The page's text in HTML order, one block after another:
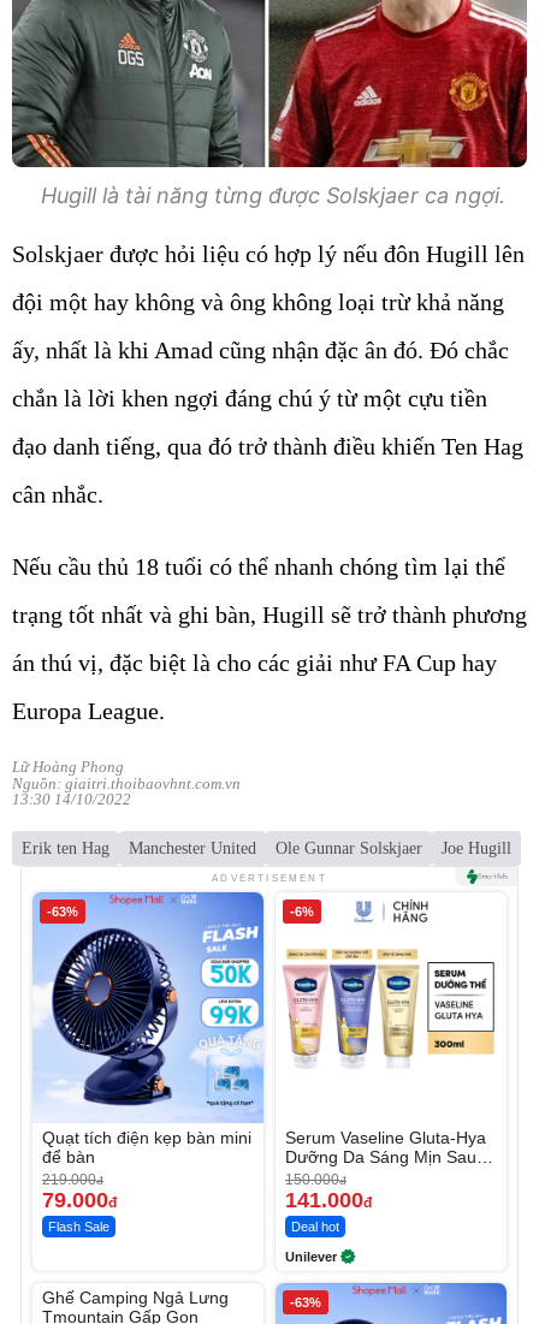
Hugill là tài năng từng được Solskjaer ca ngợi.
Solskjaer được hỏi liệu có hợp lý nếu đôn Hugill lên
đội một hay không và ông không loại trừ khả năng
ấy, nhất là khi Amad cũng nhận đặc ân đó. Đó chắc
chắn là lời khen ngợi đáng chú ý từ một cựu tiền
đạo danh tiếng, qua đó trở thành điều khiến Ten Hag
cân nhắc.
Nếu cầu thủ 18 tuổi có thể nhanh chóng tìm lại thể
trạng tốt nhất và ghi bàn, Hugill sẽ trở thành phương
án thú vị, đặc biệt là cho các giải như FA Cup hay
Europa League.
Lữ Hoàng Phong
Nguồn: giaitri.thoibaovhnt.com.vn
13:30 14/10/2022
Erik ten Hag Manchester United Ole Gunnar Solskjaer Joe Hugill
ADVERTISEMENT
-63%
Quạt tích điện kẹp bàn mini
để bàn
219.000đ
79.000đ
Flash Sale
-6%
Serum Vaseline Gluta-Hya
Dưỡng Da Sáng Mịn Sau 7
Ngày
150.000đ
141.000đ
Deal hot
Unilever
-49%
Ghế Camping Ngả Lưng
Tmountain Gấp Gọn
-63%